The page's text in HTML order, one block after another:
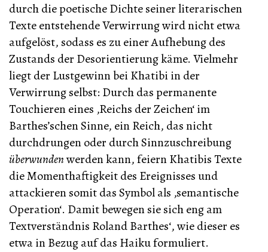
durch die poetische Dichte seiner literarischen
Texte entstehende Verwirrung wird nicht etwa
aufgelöst, sodass es zu einer Aufhebung des
Zustands der Desorientierung käme. Vielmehr
liegt der Lustgewinn bei Khatibi in der
Verwirrung selbst: Durch das permanente
Touchieren eines ‚Reichs der Zeichen‘ im
Barthes’schen Sinne, ein Reich, das nicht
durchdrungen oder durch Sinnzuschreibung
überwundenwerden kann, feiern Khatibis Texte
die Momenthaftigkeit des Ereignisses und
attackieren somit das Symbol als ‚semantische
Operation‘. Damit bewegen sie sich eng am
Textverständnis Roland Barthes‘, wie dieser es
etwa in Bezug auf das Haiku formuliert.